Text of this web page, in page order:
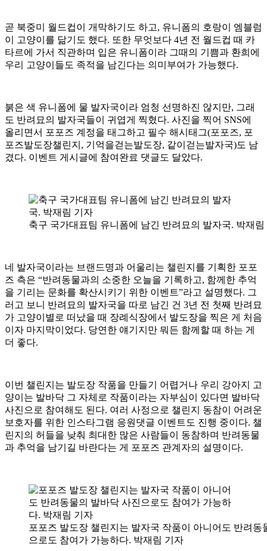
곧 북중미 월드컵이 개막하기도 하고, 유니폼의 호랑이 엠블럼
이 고양이를 닮기도 했다. 또한 무엇보다 4년 전 월드컵 때 카
타르에 가서 직관하며 입은 유니폼이라 그때의 기쁨과 환희에
우리 고양이들도 족적을 남긴다는 의미부여가 가능했다.
붉은 색 유니폼에 물 발자국이라 엄청 선명하진 않지만, 그래
도 반려묘의 발자국들이 귀엽게 찍혔다. 사진을 찍어 SNS에
올리면서 포포즈 계정을 태그하고 필수 해시태그(포포즈, 포
포즈발도장챌린지, 기억을걷는발도장, 같이걷는발자국)도 남
겼다. 이벤트 게시글에 참여완료 댓글도 달았다.
축구 국가대표팀 유니폼에 남긴 반려묘의 발자국. 박재림
네 발자국이라는 브랜드명과 어울리는 챌린지를 기획한 포포
즈 측은 “반려동물과의 소중한 오늘을 기록하고, 함께한 추억
을 기리는 문화를 확산시키기 위한 이벤트”라고 설명했다. 그
러고 보니 반려묘의 발자국을 따로 남긴 건 3년 전 첫째 반려묘
가 고양이별로 떠났을 때 장례식장에서 발도장을 찍은 게 처음
이자 마지막이었다. 당연한 얘기지만 뭐든 함께할 때 하는 게
더 좋다.
이번 챌린지는 발도장 작품을 만들기 어렵거나 우리 강아지 고
양이는 발바닥 그 자체로 작품이라는 자부심이 있다면 발바닥
사진으로 참여해도 된다. 여러 사정으로 챌린지 동참이 어려운
보호자를 위한 인스타그램 응원댓글 이벤트도 진행 중이다. 챌
린지의 허들을 낮춰 최대한 많은 사람들이 동참하며 반려동물
과 추억을 남기길 바란다는 게 포포즈 관계자의 설명이다.
포포즈 발도장 챌린지는 발자국 작품이 아니어도 반려동
으로도 참여가 가능하다. 박재림 기자